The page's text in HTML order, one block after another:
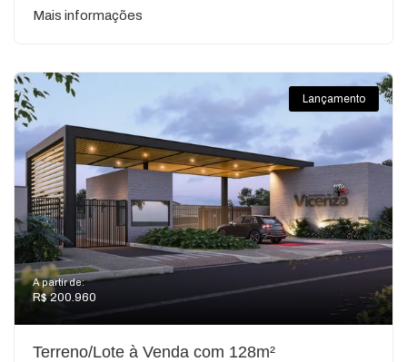
Mais informações
Lançamento
A partir de:
R$ 200.960
Terreno/Lote à Venda com 128m²